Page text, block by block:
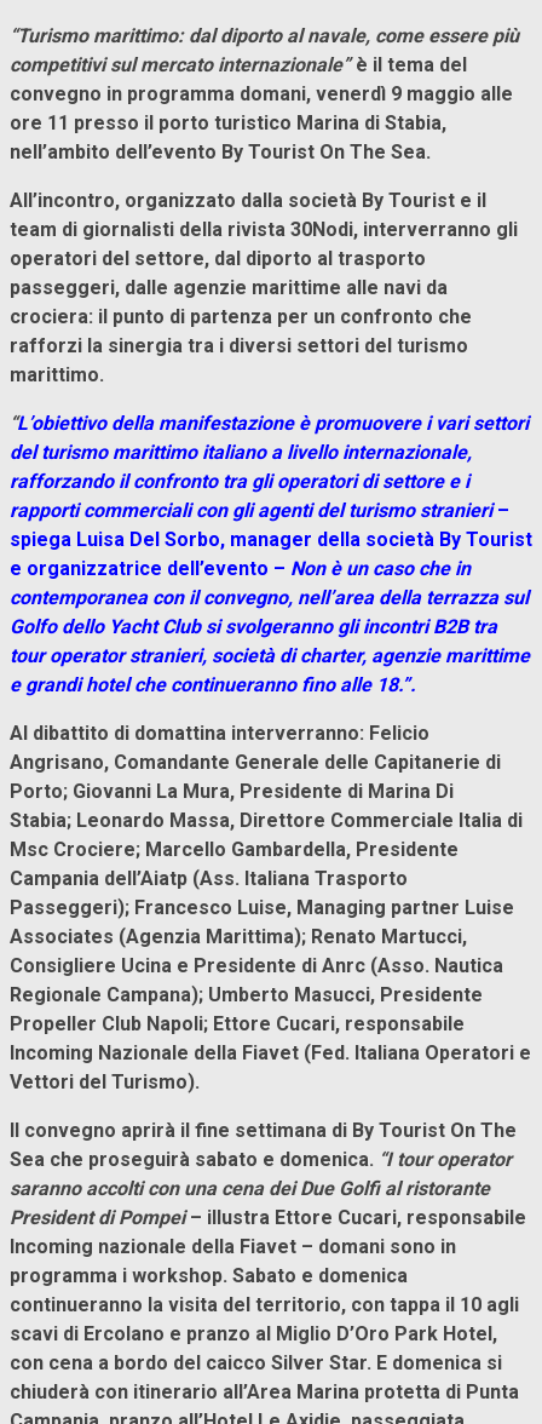
“Turismo marittimo: dal diporto al navale, come essere più
competitivi sul mercato internazionale”è il tema del
convegno in programma domani, venerdì 9 maggio alle
ore 11 presso il porto turistico Marina di Stabia,
nell’ambito dell’evento By Tourist On The Sea.
All’incontro, organizzato dalla società By Tourist e il
team di giornalisti della rivista 30Nodi, interverranno gli
operatori del settore, dal diporto al trasporto
passeggeri, dalle agenzie marittime alle navi da
crociera: il punto di partenza per un confronto che
rafforzi la sinergia tra i diversi settori del turismo
marittimo.
“L’obiettivo della manifestazione è promuovere i vari settori
del turismo marittimo italiano a livello internazionale,
rafforzando il confronto tra gli operatori di settore e i
rapporti commerciali con gli agenti del turismo stranieri–
spiega Luisa Del Sorbo, manager della società By Tourist
e organizzatrice dell’evento – Non è un caso che in
contemporanea con il convegno, nell’area della terrazza sul
Golfo dello Yacht Club si svolgeranno gli incontri B2B tra
tour operator stranieri, società di charter, agenzie marittime
e grandi hotel che continueranno fino alle 18.”.
Al dibattito di domattina interverranno: Felicio
Angrisano, Comandante Generale delle Capitanerie di
Porto; Giovanni La Mura, Presidente di Marina Di
Stabia; Leonardo Massa, Direttore Commerciale Italia di
Msc Crociere; Marcello Gambardella, Presidente
Campania dell’Aiatp (Ass. Italiana Trasporto
Passeggeri); Francesco Luise, Managing partner Luise
Associates (Agenzia Marittima); Renato Martucci,
Consigliere Ucina e Presidente di Anrc (Asso. Nautica
Regionale Campana); Umberto Masucci, Presidente
Propeller Club Napoli; Ettore Cucari, responsabile
Incoming Nazionale della Fiavet (Fed. Italiana Operatori e
Vettori del Turismo).
Il convegno aprirà il fine settimana di By Tourist On The
Sea che proseguirà sabato e domenica. “I tour operator
saranno accolti con una cena dei Due Golfi al ristorante
President di Pompei– illustra Ettore Cucari, responsabile
Incoming nazionale della Fiavet – domani sono in
programma i workshop. Sabato e domenica
continueranno la visita del territorio, con tappa il 10 agli
scavi di Ercolano e pranzo al Miglio D’Oro Park Hotel,
con cena a bordo del caicco Silver Star. E domenica si
chiuderà con itinerario all’Area Marina protetta di Punta